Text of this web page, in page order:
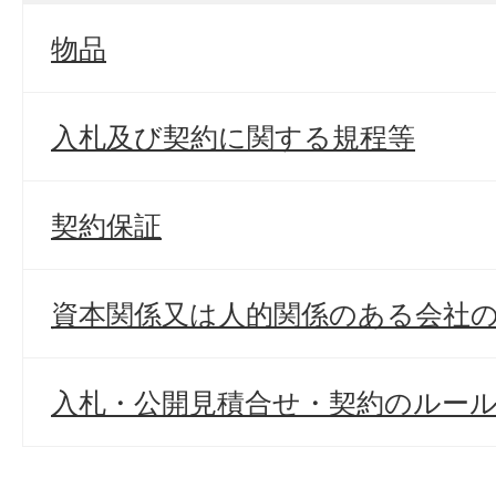
物品
入札及び契約に関する規程等
契約保証
資本関係又は人的関係のある会社
入札・公開見積合せ・契約のルー